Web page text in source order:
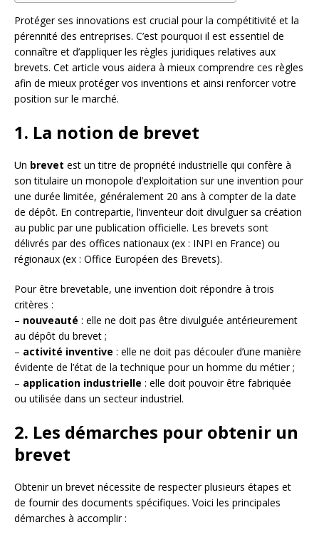
Protéger ses innovations est crucial pour la compétitivité et la
pérennité des entreprises. C’est pourquoi il est essentiel de
connaître et d’appliquer les règles juridiques relatives aux
brevets. Cet article vous aidera à mieux comprendre ces règles
afin de mieux protéger vos inventions et ainsi renforcer votre
position sur le marché.
1. La notion de brevet
Un brevet est un titre de propriété industrielle qui confère à
son titulaire un monopole d’exploitation sur une invention pour
une durée limitée, généralement 20 ans à compter de la date
de dépôt. En contrepartie, l’inventeur doit divulguer sa création
au public par une publication officielle. Les brevets sont
délivrés par des offices nationaux (ex : INPI en France) ou
régionaux (ex : Office Européen des Brevets).
Pour être brevetable, une invention doit répondre à trois
critères :
– nouveauté : elle ne doit pas être divulguée antérieurement
au dépôt du brevet ;
– activité inventive : elle ne doit pas découler d’une manière
évidente de l’état de la technique pour un homme du métier ;
– application industrielle : elle doit pouvoir être fabriquée
ou utilisée dans un secteur industriel.
2. Les démarches pour obtenir un
brevet
Obtenir un brevet nécessite de respecter plusieurs étapes et
de fournir des documents spécifiques. Voici les principales
démarches à accomplir :